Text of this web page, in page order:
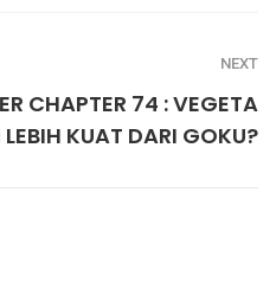
NEXT
CHAPTER 74 : VEGETA
LEBIH KUAT DARI GOKU?